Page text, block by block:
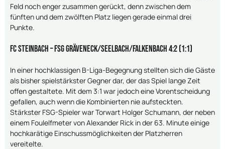
Feld noch enger zusammen gerückt, denn zwischen dem
fünften und dem zwölften Platz liegen gerade einmal drei
Punkte.
FC Steinbach – FSG Gräveneck/Seelbach/Falkenbach 4:2 (1:1)
In einer hochklassigen B-Liga-Begegnung stellten sich die Gäste
als bisher spielstärkster Gegner dar, der das Spiel lange Zeit
offen gestaltete. Mit dem 3:1 war jedoch eine Vorentscheidung
gefallen, auch wenn die Kombinierten nie aufsteckten.
Stärkster FSG-Spieler war Torwart Holger Schumann, der neben
einem Foulelfmeter von Alexander Rick in der 63. Minute einige
hochkarätige Einschussmöglichkeiten der Platzherren
vereitelte.